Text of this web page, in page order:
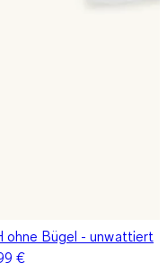
ohne Bügel - unwattiert
€